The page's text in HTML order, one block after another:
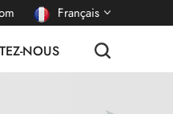
Français
NOUS